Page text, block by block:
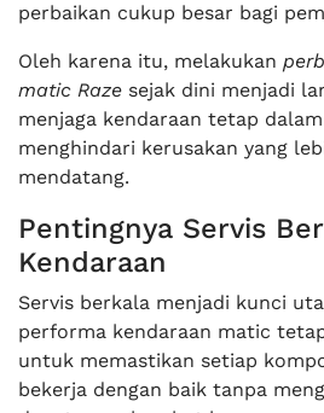
perbaikan cukup besar bagi
Oleh karena itu, melakukan
matic Raze sejak dini menjadi
menjaga kendaraan tetap
menghindari kerusakan yang
mendatang.
Pentingnya Servis
Kendaraan
Servis berkala menjadi kunci
performa kendaraan matic
untuk memastikan setiap
bekerja dengan baik tanpa